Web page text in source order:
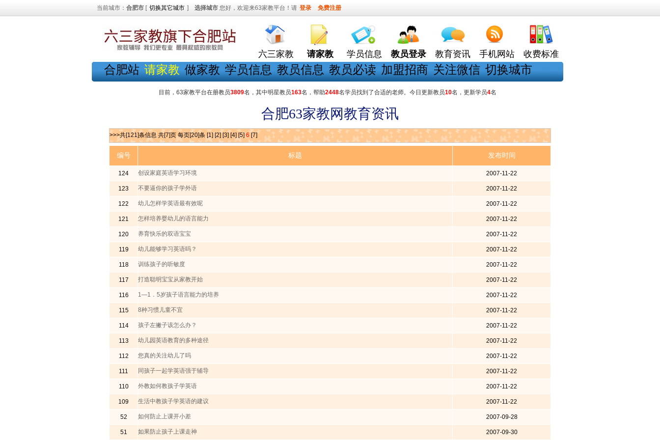
当前城市： 合肥市 [ 切换其它城市 ] 选择城市 您好，欢迎来63家教平台！请 登录 免费注册
六三家教 请家教 学员信息 教员登录 教育资讯 手机网站 收费标准
合肥站 请家教 做家教 学员信息 教员信息 教员必读 加盟招商 关注微信 切换城市
目前，63家教平台在册教员3809名，其中明星教员163名，帮助2448名学员找到了合适的老师。今日更新教员10名，更新学员4名
合肥63家教网教育资讯
>>>共[121]条信息 共[7]页 每页[20]条[1] [2] [3] [4] [5] 6 [7]
编号 标题 发布时间
124 创设家庭英语学习环境 2007-11-22
123 不要逼你的孩子学外语 2007-11-22
122 幼儿怎样学英语最有效呢 2007-11-22
121 怎样培养婴幼儿的语言能力 2007-11-22
120 养育快乐的双语宝宝 2007-11-22
119 幼儿能够学习英语吗？ 2007-11-22
118 训练孩子的听敏度 2007-11-22
117 打造聪明宝宝从家教开始 2007-11-22
116 1―1．5岁孩子语言能力的培养 2007-11-22
115 8种习惯儿童不宜 2007-11-22
114 孩子左撇子该怎么办？ 2007-11-22
113 幼儿园英语教育的多种途径 2007-11-22
112 您真的关注幼儿了吗 2007-11-22
111 同孩子一起学英语强于辅导 2007-11-22
110 外教如何教孩子学英语 2007-11-22
109 生活中教孩子学英语的建议 2007-11-22
52 如何防止上课开小差 2007-09-28
51 如果防止孩子上课走神 2007-09-30